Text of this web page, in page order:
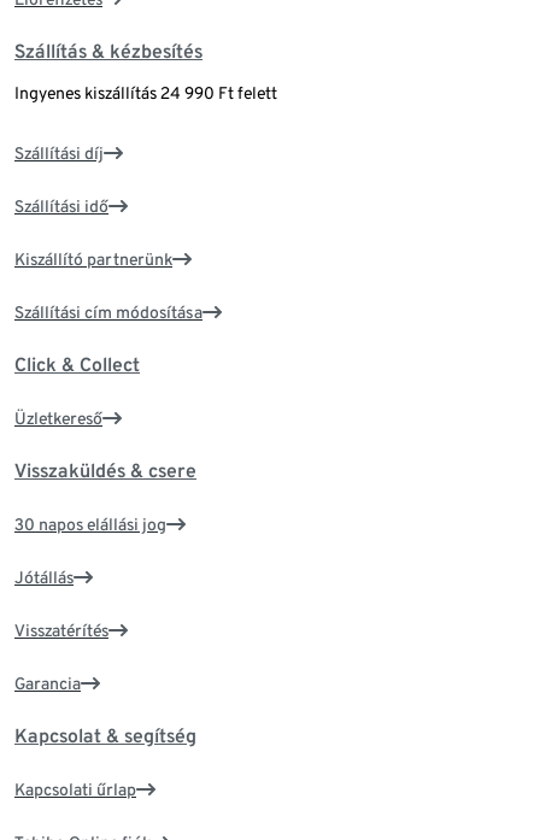
Szállítás & kézbesítés
Ingyenes kiszállítás 24 990 Ft felett
Szállítási díj
Szállítási idő
Kiszállító partnerünk
Szállítási cím módosítása
Click & Collect
Üzletkereső
Visszaküldés & csere
30 napos elállási jog
Jótállás
Visszatérítés
Garancia
Kapcsolat & segítség
Kapcsolati űrlap